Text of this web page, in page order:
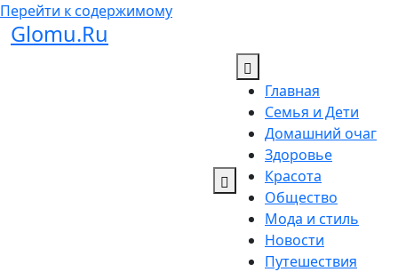
Перейти к содержимому
Glomu.Ru
Главная
Семья и Дети
Домашний очаг
Здоровье
Красота
Общество
Мода и стиль
Новости
Путешествия